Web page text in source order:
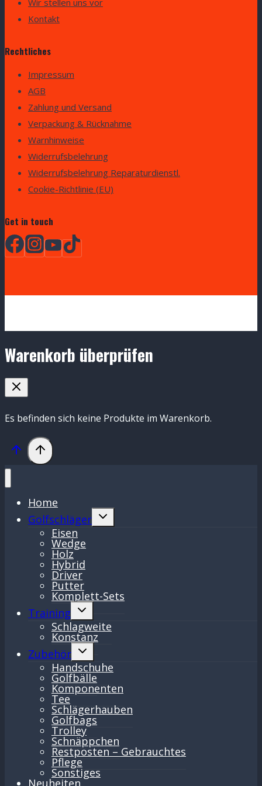
Kontakt
Rechtliches
Impressum
AGB
Zahlung und Versand
Verpackung & Rücknahme
Warnhinweise
Widerrufsbelehrung
Widerrufsbelehrung Reparaturdienstl.
Cookie-Richtlinie (EU)
Get in touch
Warenkorb überprüfen
Es befinden sich keine Produkte im Warenkorb.
Home
Golfschläger
Untermenü
umschalten
Eisen
Wedge
Holz
Hybrid
Driver
Putter
Komplett-Sets
Training
Untermenü
umschalten
Schlagweite
Konstanz
Zubehör
Untermenü
umschalten
Handschuhe
Golfbälle
Komponenten
Tee
Schlägerhauben
Golfbags
Trolley
Schnäppchen
Restposten – Gebrauchtes
Pflege
Sonstiges
Neuheiten